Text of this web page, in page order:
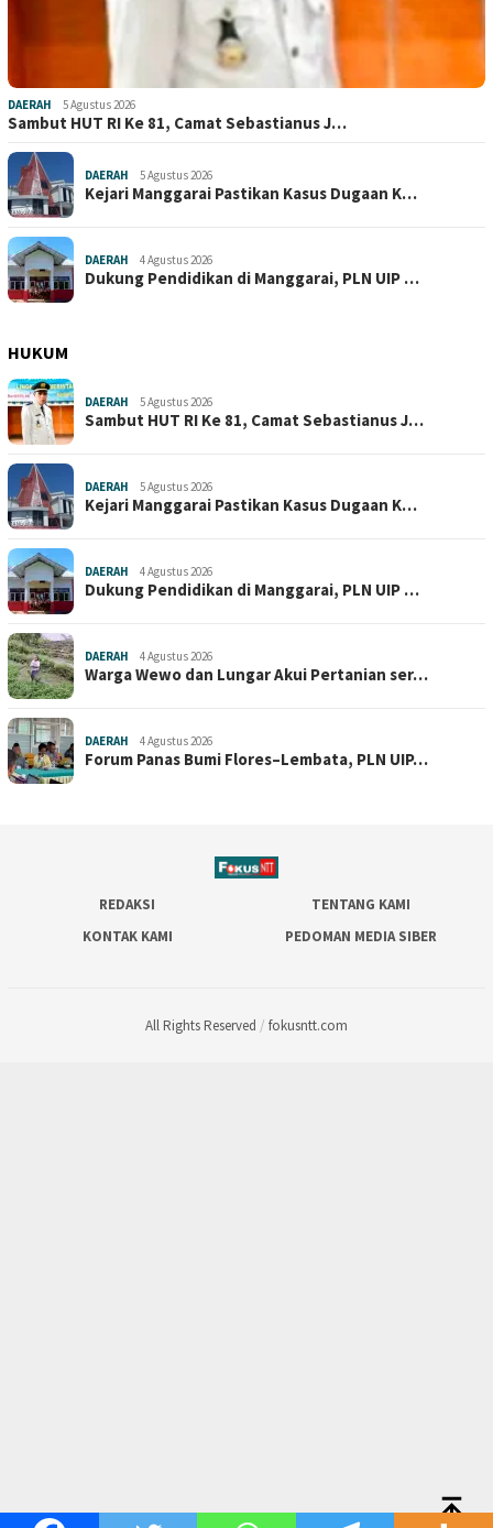
DAERAH 5 Agustus 2026
Sambut HUT RI Ke 81, Camat Sebastianus J…
DAERAH 5 Agustus 2026
Kejari Manggarai Pastikan Kasus Dugaan K…
DAERAH 4 Agustus 2026
Dukung Pendidikan di Manggarai, PLN UIP …
HUKUM
DAERAH 5 Agustus 2026
Sambut HUT RI Ke 81, Camat Sebastianus J…
DAERAH 5 Agustus 2026
Kejari Manggarai Pastikan Kasus Dugaan K…
DAERAH 4 Agustus 2026
Dukung Pendidikan di Manggarai, PLN UIP …
DAERAH 4 Agustus 2026
Warga Wewo dan Lungar Akui Pertanian ser…
DAERAH 4 Agustus 2026
Forum Panas Bumi Flores–Lembata, PLN UIP…
REDAKSI
TENTANG KAMI
KONTAK KAMI
PEDOMAN MEDIA SIBER
All Rights Reserved / fokusntt.com